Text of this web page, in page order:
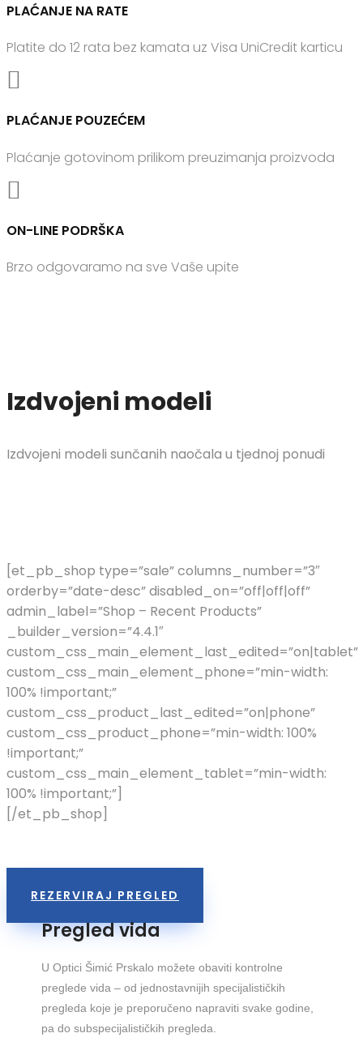
PLAĆANJE NA RATE
Platite do 12 rata bez kamata uz Visa UniCredit karticu

PLAĆANJE POUZEĆEM
Plaćanje gotovinom prilikom preuzimanja proizvoda

ON-LINE PODRŠKA
Brzo odgovaramo na sve Vaše upite
Izdvojeni modeli
Izdvojeni modeli sunčanih naočala u tjednoj ponudi
[et_pb_shop type=”sale” columns_number=”3″
orderby=”date-desc” disabled_on=”off|off|off”
admin_label=”Shop – Recent Products”
_builder_version=”4.4.1″
custom_css_main_element_last_edited=”on|tablet”
custom_css_main_element_phone=”min-width:
100% !important;”
custom_css_product_last_edited=”on|phone”
custom_css_product_phone=”min-width: 100%
!important;”
custom_css_main_element_tablet=”min-width:
100% !important;”]
[/et_pb_shop]
REZERVIRAJ PREGLED
Pregled vida
U Optici Šimić Prskalo možete obaviti kontrolne
preglede vida – od jednostavnijih specijalističkih
pregleda koje je preporučeno napraviti svake godine,
pa do subspecijalističkih pregleda.